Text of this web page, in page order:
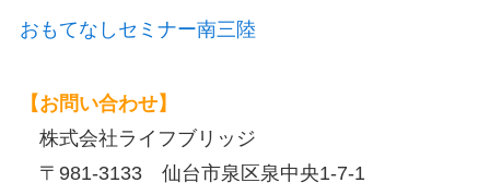
おもてなしセミナー南三陸
【お問い合わせ】
株式会社ライフブリッジ
〒981-3133 仙台市泉区泉中央1-7-1